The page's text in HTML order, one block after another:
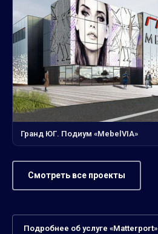
Гранд ЮГ. Подиум «MebelVIA»
Смотреть все проекты
Подробнее об услуге «Matterport»